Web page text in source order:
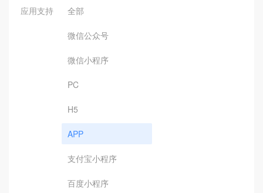
应用支持 全部
微信公众号
微信小程序
PC
H5
APP
支付宝小程序
百度小程序